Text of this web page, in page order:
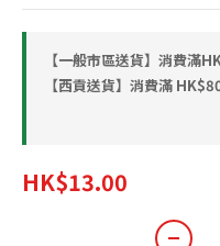
【一般市區送貨】消費
【西貢送貨】消費滿
HK$13.00